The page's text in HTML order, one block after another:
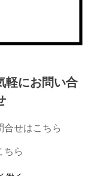
軽にお問い合
合せはこちら
ちら